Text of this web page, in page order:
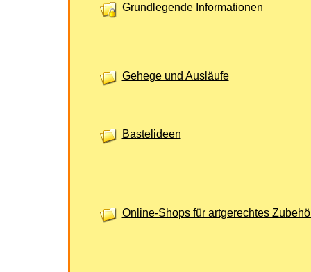
Grundlegende Informationen
Gehege und Ausläufe
Bastelideen
Online-Shops für artgerechtes